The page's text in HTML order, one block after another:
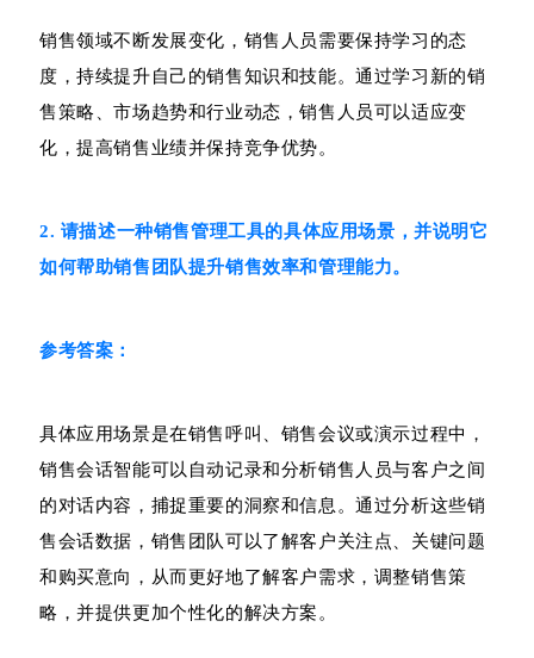
销售领域不断发展变化，销售人员需要保持学习的态
度，持续提升自己的销售知识和技能。通过学习新的销
售策略、市场趋势和行业动态，销售人员可以适应变
化，提高销售业绩并保持竞争优势。
2. 请描述一种销售管理工具的具体应用场景，并说明它
如何帮助销售团队提升销售效率和管理能力。
参考答案：
具体应用场景是在销售呼叫、销售会议或演示过程中，
销售会话智能可以自动记录和分析销售人员与客户之间
的对话内容，捕捉重要的洞察和信息。通过分析这些销
售会话数据，销售团队可以了解客户关注点、关键问题
和购买意向，从而更好地了解客户需求，调整销售策
略，并提供更加个性化的解决方案。